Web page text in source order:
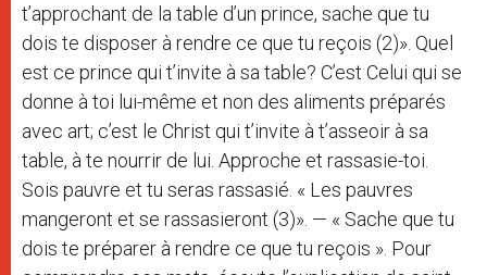
t’approchant de la table d’un prince, sache que tu
dois te disposer à rendre ce que tu reçois (2)». Quel
est ce prince qui t’invite à sa table? C’est Celui qui se
donne à toi lui-même et non des aliments préparés
avec art; c’est le Christ qui t’invite à t’asseoir à sa
table, à te nourrir de lui. Approche et rassasie-toi.
Sois pauvre et tu seras rassasié. « Les pauvres
mangeront et se rassasieront (3)». — « Sache que tu
dois te préparer à rendre ce que tu reçois ». Pour